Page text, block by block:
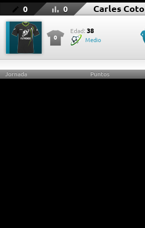
0 0 Carles Coto
0
Edad: 38
Medio
Jornada Puntos